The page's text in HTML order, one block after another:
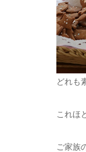
どれも
これほ
ご家族